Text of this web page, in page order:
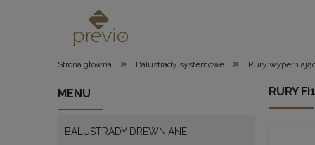
Strona główna » Balustrady systemowe » Rury
MENU
BALUSTRADY DREWNIANE
RURY